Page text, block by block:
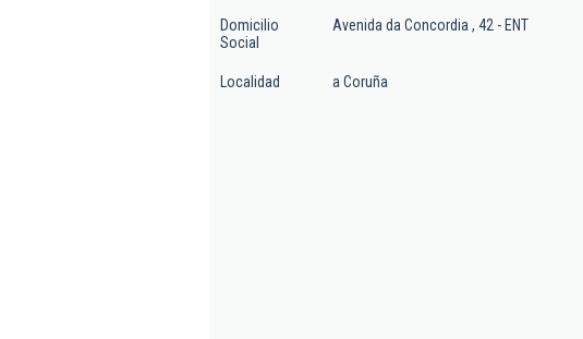
Domicilio
Social
Avenida da Concordia , 42 - ENT
Localidad a Coruña